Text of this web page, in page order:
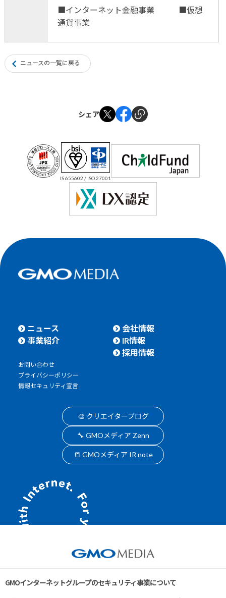
■インターネット金融事業 ■仮想
通貨事業
ニュースの一覧に戻る
シェア
IS 655602 / ISO 27001
ニュース
事業紹介
会社情報
IR情報
採用情報
お問い合わせ
プライバシーポリシー
情報セキュリティ宣言
🎨 クリエイターブログ
🔧 GMOメディア Zenn
📒 GMOメディア IR note
GMOインターネットグループのセキュリティ事業について